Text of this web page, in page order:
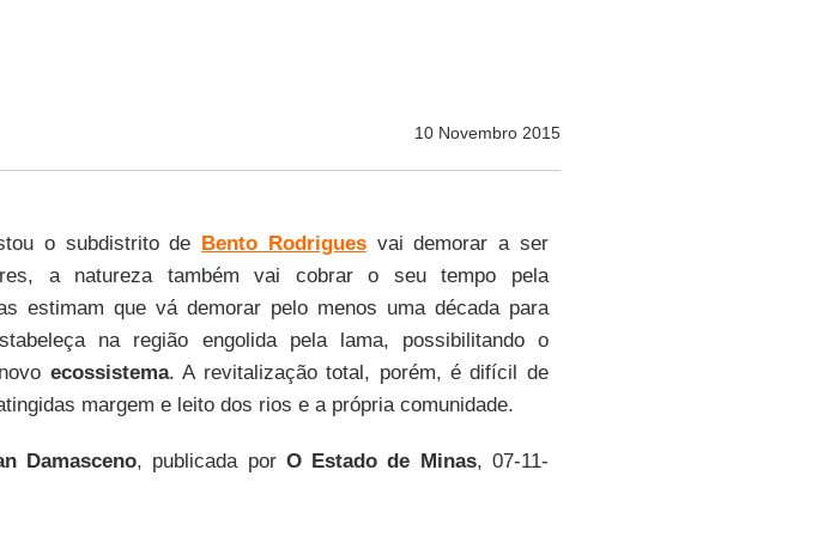
10 Novembro 2015
o subdistrito de Bento Rodriguesvai demorar a ser
a natureza também vai cobrar o seu tempo pela
estimam que vá demorar pelo menos uma década para
na região engolida pela lama, possibilitando o
ecossistema. A revitalização total, porém, é difícil de
margem e leito dos rios e a própria comunidade.
Damasceno, publicada por O Estado de Minas, 07-11-